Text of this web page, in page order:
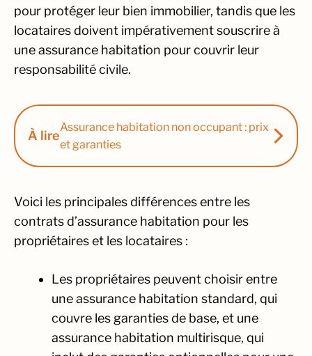
pour protéger leur bien immobilier, tandis que les
locataires doivent impérativement souscrire à
une assurance habitation pour couvrir leur
responsabilité civile.
À lire
Assurance habitation non occupant : prix
et garanties
Voici les principales différences entre les
contrats d’assurance habitation pour les
propriétaires et les locataires :
Les propriétaires peuvent choisir entre
une assurance habitation standard, qui
couvre les garanties de base, et une
assurance habitation multirisque, qui